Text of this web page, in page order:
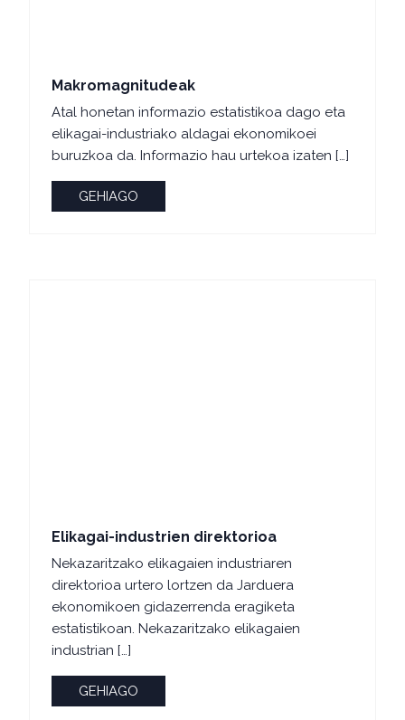
Makromagnitudeak
Atal honetan informazio estatistikoa dago eta
elikagai-industriako aldagai ekonomikoei
buruzkoa da. Informazio hau urtekoa izaten […]
GEHIAGO
Elikagai-industrien direktorioa
Nekazaritzako elikagaien industriaren
direktorioa urtero lortzen da Jarduera
ekonomikoen gidazerrenda eragiketa
estatistikoan. Nekazaritzako elikagaien
industrian […]
GEHIAGO